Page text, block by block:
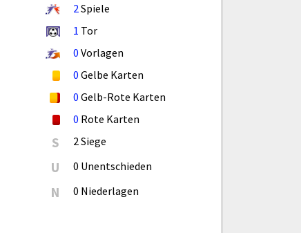
2Spiele
1 Tor
0 Vorlagen
0 Gelbe Karten
0 Gelb-Rote Karten
0 Rote Karten
S 2 Siege
U 0 Unentschieden
N 0 Niederlagen